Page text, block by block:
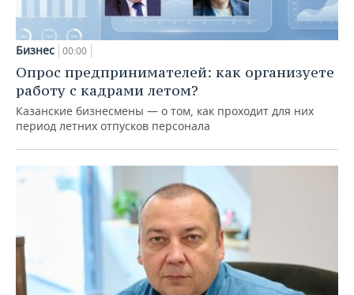
Бизнес 00:00
Опрос предпринимателей: как организуете
работу с кадрами летом?
Казанские бизнесмены — о том, как проходит для них
период летних отпусков персонала